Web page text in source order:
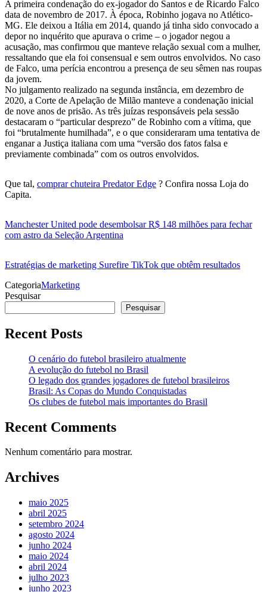
A primeira condenação do ex-jogador do Santos e de Ricardo Falco
data de novembro de 2017. À época, Robinho jogava no Atlético-
MG. Ele deixou a Itália em 2014, quando já tinha sido convocado a
depor no inquérito que apurava o crime – o jogador negou a
acusação, mas confirmou que manteve relação sexual com a mulher,
ressaltando que ela foi consensual e sem outros envolvidos. No caso
de Falco, uma perícia encontrou a presença de seu sêmen nas roupas
da jovem.
No julgamento realizado na segunda instância, em dezembro de
2020, a Corte de Apelação de Milão manteve a condenação inicial
de nove anos de prisão. As três juízas responsáveis pela sessão
destacaram o “particular desprezo” de Robinho com a vítima, que
foi “brutalmente humilhada”, e o que consideraram uma tentativa de
enganar a Justiça italiana com uma “versão dos fatos falsa e
previamente combinada” com os outros envolvidos.
Que tal, comprar chuteira Predator Edge ? Confira nossa Loja do
Capita.
Manchester United pode desembolsar R$ 148 milhões para fechar
com astro da Seleção Argentina
Estratégias de marketing Surefire TikTok que obtêm resultados
CategoriaMarketing
Pesquisar
Pesquisar
Recent Posts
O cenário do futebol brasileiro atualmente
A evolução do futebol no Brasil
O legado dos grandes jogadores de futebol brasileiros
Brasil: As Copas do Mundo Conquistadas
Os clubes de futebol mais importantes do Brasil
Recent Comments
Nenhum comentário para mostrar.
Archives
maio 2025
abril 2025
setembro 2024
agosto 2024
junho 2024
maio 2024
abril 2024
julho 2023
junho 2023